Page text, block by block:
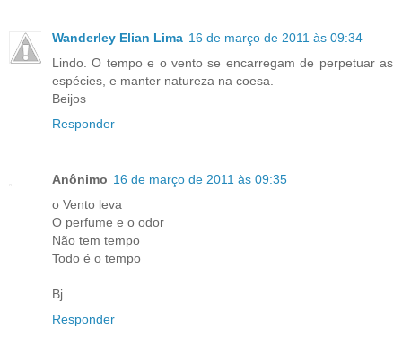
Wanderley Elian Lima 16 de março de 2011 às 09:34
Lindo. O tempo e o vento se encarregam de perpetuar as
espécies, e manter natureza na coesa.
Beijos
Responder
Anônimo 16 de março de 2011 às 09:35
o Vento leva
O perfume e o odor
Não tem tempo
Todo é o tempo
Bj.
Responder